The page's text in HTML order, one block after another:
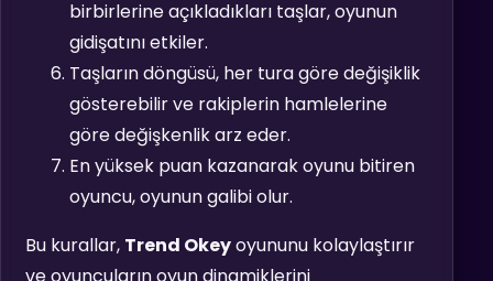
birbirlerine açıkladıkları taşlar, oyunun
gidişatını etkiler.
Taşların döngüsü, her tura göre değişiklik
gösterebilir ve rakiplerin hamlelerine
göre değişkenlik arz eder.
En yüksek puan kazanarak oyunu bitiren
oyuncu, oyunun galibi olur.
Bu kurallar, Trend Okeyoyununu kolaylaştırır